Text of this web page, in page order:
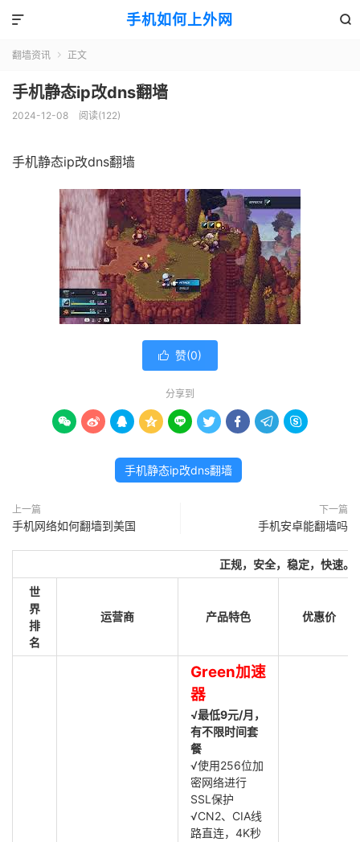
手机如何上外网 

翻墙资讯  正文
手机静态ip改dns翻墙
2024-12-08 阅读(122)
手机静态ip改dns翻墙
 赞(0)
分享到
        
手机静态ip改dns翻墙
上一篇
手机网络如何翻墙到美国
下一篇
手机安卓能翻墙吗
正规，安全，稳定，快速。
世
界
排
名
运营商 产品特色 优惠价
Green加速
器
√最低9元/月，
有不限时间套
餐
√使用256位加
密网络进行
SSL保护
√CN2、CIA线
路直连，4K秒